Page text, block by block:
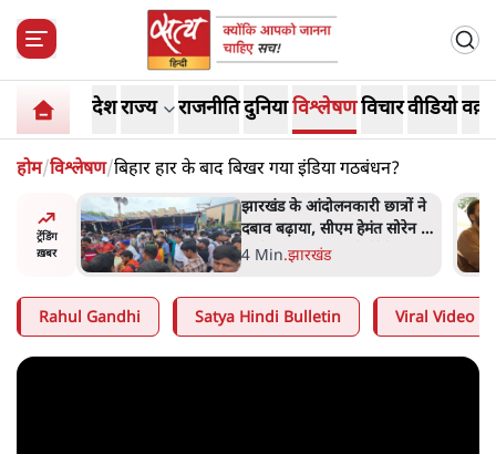
देशराज्य राजनीतिदुनियाविश्लेषणविचारवीडियो
होम/विश्लेषण/बिहार हार के बाद बिखर गया इंडिया गठबंधन?
ट्रेंडिंग
ख़बर
ने
सोरेन का
कॉकरोच जनता पार्टी ने की
देशव्यापी अभियान की घोषणा-
'क्या बोलती पब्लिक'
4 Min.देश
Rahul Gandhi Satya Hindi Bulletin Viral Video